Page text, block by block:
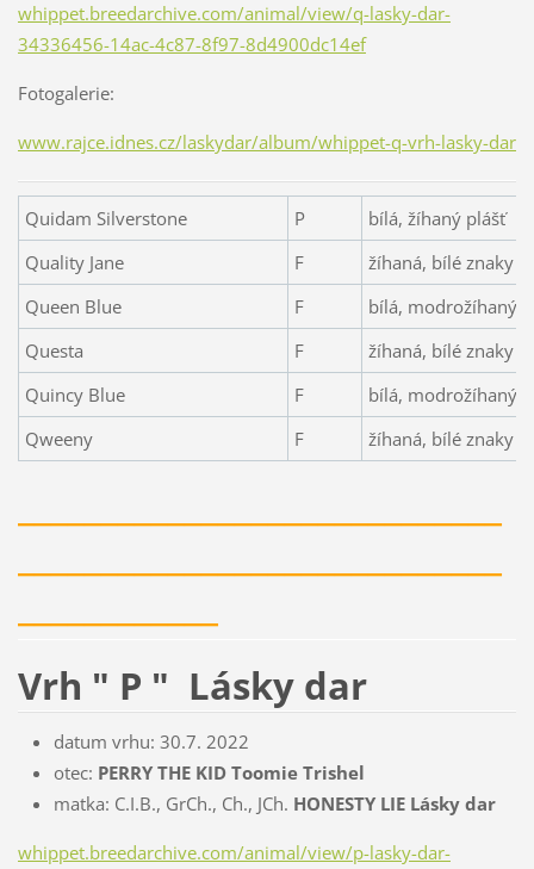
whippet.breedarchive.com/animal/view/q-lasky-dar-
34336456-14ac-4c87-8f97-8d4900dc14ef
Fotogalerie:
www.rajce.idnes.cz/laskydar/album/whippet-q-vrh-lasky-dar
Quidam Silverstone P
bílá, žíhaný plášť
Quality Jane
F
žíhaná, bílé znaky
Queen Blue
F
bílá, modrožíhaný
Questa
F
žíhaná, bílé znaky
Quincy Blue
F
bílá, modrožíhaný
Qweeny
F žíhaná, bílé znaky
Vrh " P " Lásky dar
datum vrhu: 30.7. 2022
otec: PERRY THE KID Toomie Trishel
matka: C.I.B., GrCh., Ch., JCh. HONESTY LIE Lásky dar
whippet.breedarchive.com/animal/view/p-lasky-dar-